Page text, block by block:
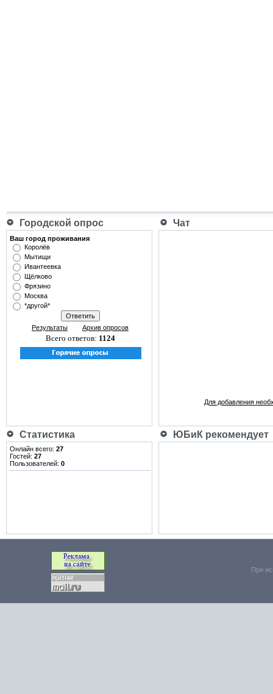
Городской опрос Чат
Ваш город проживания
Королёв
Мытищи
Ивантеевка
Щёлково
Фрязино
Москва
*другой*
Результаты Архив опросов
Всего ответов: 1124
Для добавления
Статистика ЮБиК рекомендует
Онлайн всего: 27
Гостей: 27
Пользователей: 0
При